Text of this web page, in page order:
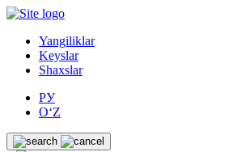
Yangiliklar
Keyslar
Shaxslar
РУ
O‘Z